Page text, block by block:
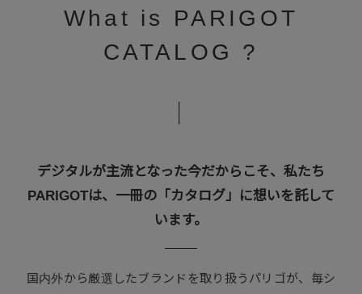
What is PARIGOT
CATALOG ?
デジタルが主流となった今だからこそ、 私たち
PARIGOTは、一冊の「カタログ」に想いを託して
います。
国内外から厳選したブランドを取り扱うパリゴが、毎シ